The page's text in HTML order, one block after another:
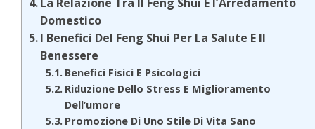
La Relazione Tra Il Feng Shui E l’Arredamento
Domestico
I Benefici Del Feng Shui Per La Salute E Il
Benessere
Benefici Fisici E Psicologici
Riduzione Dello Stress E Miglioramento
Dell’umore
Promozione Di Uno Stile Di Vita Sano